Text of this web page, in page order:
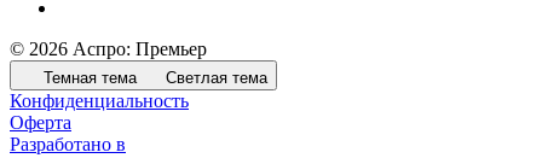
© 2026 Аспро: Премьер
Темная тема Светлая тема
Конфиденциальность
Оферта
Разработано в